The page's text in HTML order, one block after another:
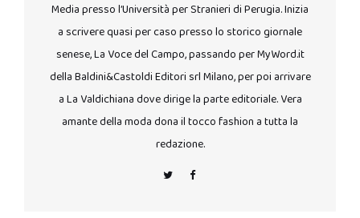
Media presso l’Università per Stranieri di Perugia. Inizia
a scrivere quasi per caso presso lo storico giornale
senese, La Voce del Campo, passando per MyWord.it
della Baldini&Castoldi Editori srl Milano, per poi arrivare
a La Valdichiana dove dirige la parte editoriale. Vera
amante della moda dona il tocco fashion a tutta la
redazione.